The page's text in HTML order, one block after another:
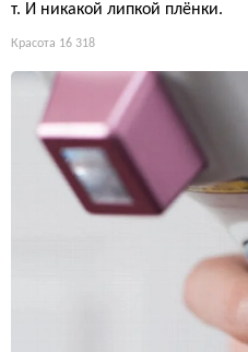
т. И никакой липкой плёнки.
Красота 16 318